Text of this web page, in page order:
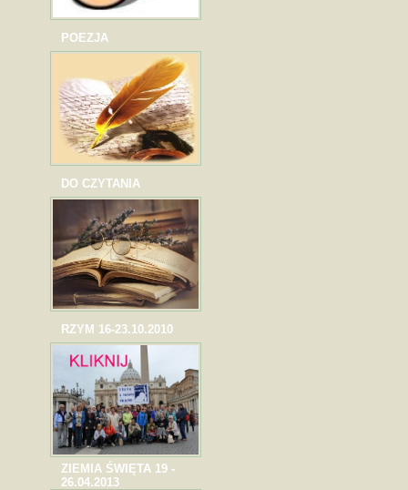
POEZJA
DO CZYTANIA
RZYM 16-23.10.2010
ZIEMIA ŚWIĘTA 19 -
26.04.2013